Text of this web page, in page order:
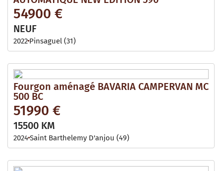
54900 €
NEUF
2022 Pinsaguel (31)
Fourgon aménagé BAVARIA CAMPERVAN MC
500 BC
51990 €
15500 KM
2024Saint Barthelemy D'anjou (49)